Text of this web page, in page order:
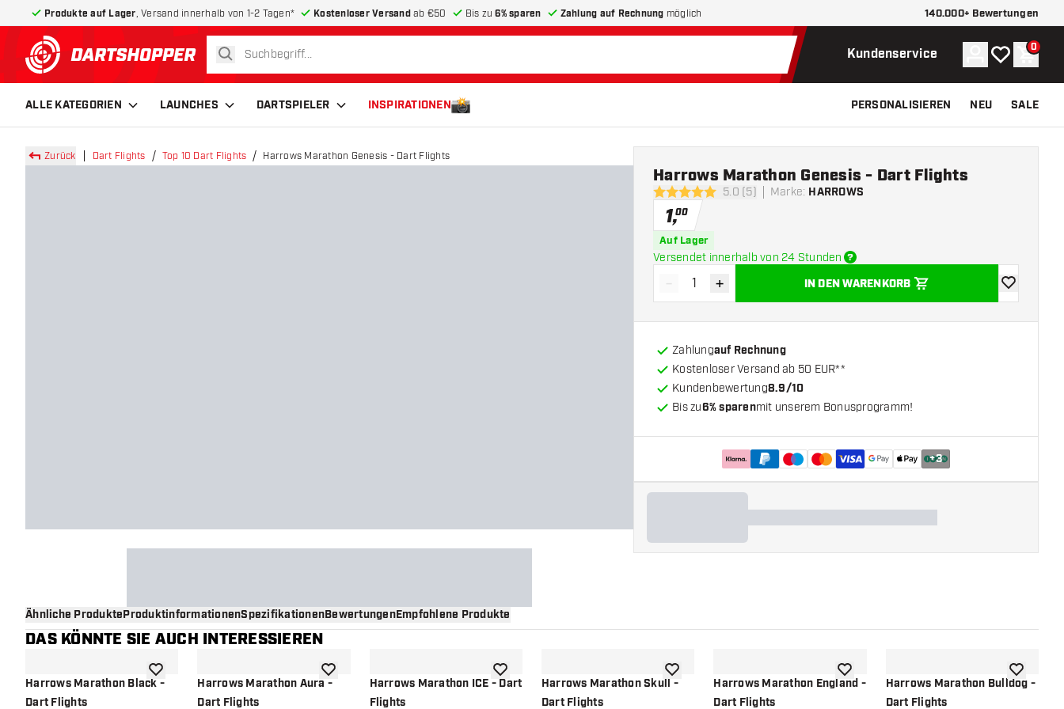
Produkte auf Lager , Versand innerhalb von 1-2 Tagen* Kostenloser Versandab €50 Bis zu6% sparen Zahlung auf Rechnung möglich 140.000+ Bewertungen
zurück zur Startseite
suchen Kundenservice Konto
Meine 0
ALLE KATEGORIEN LAUNCHES DARTSPIELER INSPIRATIONEN PERSONALISIEREN NEU SALE
Zurück Dart Flights Top 10 Dart Flights Harrows Marathon Genesis - Dart Flights
5 Bewertungssterne
5.0 (5) Marke: HARROWS
Harrows Marathon Genesis - Dart Flights
1,00
Auf Lager
Versendet innerhalb von 24 Stunden
Menge verringern
- Menge erhöhen
+ IN DEN WARENKORB
Zur
Zahlungauf Rechnung
Kostenloser Versand ab 50 EUR**
Kundenbewertung8.9/10
Bis zu6% sparenmit unserem Bonusprogramm!
+3
Ähnliche ProdukteProduktinformationenSpezifikationenBewertungenEmpfohlene Produkte
DAS KÖNNTE SIE AUCH INTERESSIEREN
Harrows Marathon Black -
Dart Flights
Zur Wunschliste hinzufügen
Harrows Marathon Aura -
Dart Flights
Zur Wunschliste hinzufügen
Harrows Marathon ICE - Dart
Flights
Zur Wunschliste hinzufügen
Harrows Marathon Skull -
Dart Flights
Zur Wunschliste hinzufügen
Harrows Marathon England -
Dart Flights
Zur Wunschliste hinzufügen
Harrows Marathon Bulldog -
Dart Flights
Zur